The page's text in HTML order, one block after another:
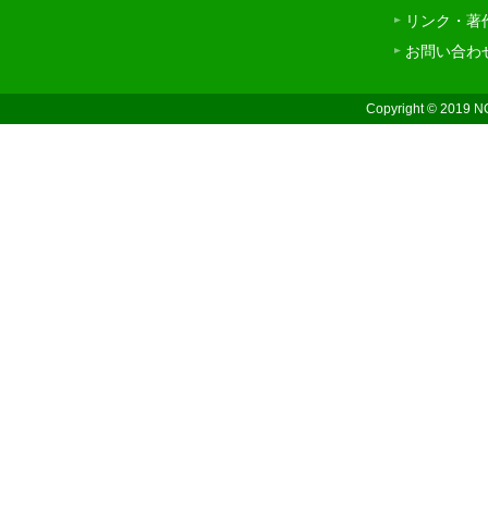
リンク・著
お問い合わ
Copyright © 2019